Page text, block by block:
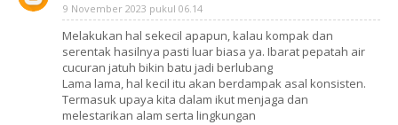
9 November 2023 pukul 06.14
Melakukan hal sekecil apapun, kalau kompak dan
serentak hasilnya pasti luar biasa ya. Ibarat pepatah air
cucuran jatuh bikin batu jadi berlubang
Lama lama, hal kecil itu akan berdampak asal konsisten.
Termasuk upaya kita dalam ikut menjaga dan
melestarikan alam serta lingkungan